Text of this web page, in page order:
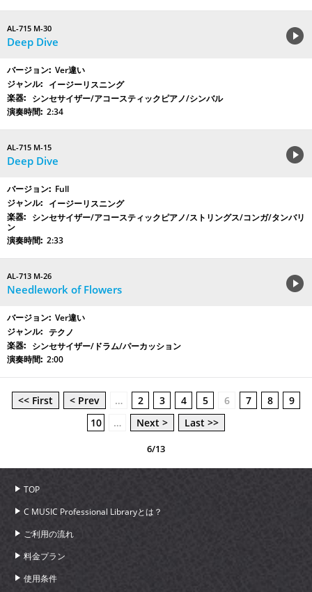
AL-715 M-30
Deep Dive
Ver違い
イージーリスニング
シンセサイザー/アコースティックピアノ/シンバル
2:34
AL-715 M-15
Deep Dive
Full
イージーリスニング
シンセサイザー/アコースティックピアノ/ストリングス/コンガ/タンバリ
ン
2:33
AL-713 M-26
Needlework of Flowers
Ver違い
テクノ
シンセサイザー/ドラム/パーカッション
2:00
<< First < Prev … 2 3 4 5 6 7 8
9
10
… Next > Last >>
6/13
TOP
C MUSIC Professional Libraryとは？
ご利用の流れ
料金プラン
使用条件